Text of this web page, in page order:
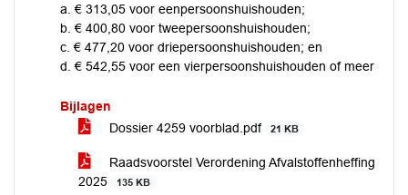
a. € 313,05 voor eenpersoonshuishouden;
b. € 400,80 voor tweepersoonshuishouden;
c. € 477,20 voor driepersoonshuishouden; en
d. € 542,55 voor een vierpersoonshuishouden of meer
Bijlagen
Dossier 4259 voorblad.pdf
21 KB
Raadsvoorstel Verordening Afvalstoffenheffing
2025
135 KB